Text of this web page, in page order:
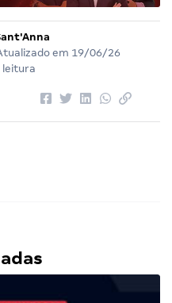
em 19/06/26
leitura